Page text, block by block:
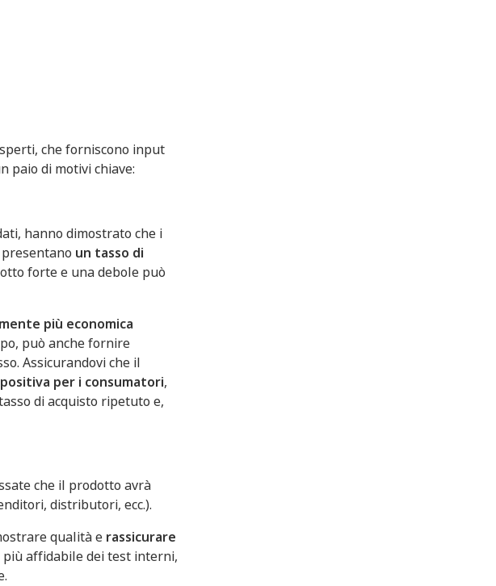
che forniscono input
paio di motivi chiave:
hanno dimostrato che i
un tasso di
forte e una debole può
più economica
può anche fornire
Assicurandovi che il
per i consumatori,
di acquisto ripetuto e,
che il prodotto avrà
distributori, ecc.).
qualità e rassicurare
più affidabile dei test interni,